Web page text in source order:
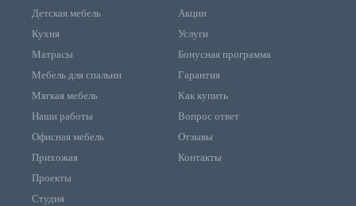
Детская мебель
Кухня
Матрасы
Мебель для спальни
Мягкая мебель
Наши работы
Офисная мебель
Прихожая
Проекты
Студия
Акции
Услуги
Бонусная программа
Гарантия
Как купить
Вопрос ответ
Отзывы
Контакты